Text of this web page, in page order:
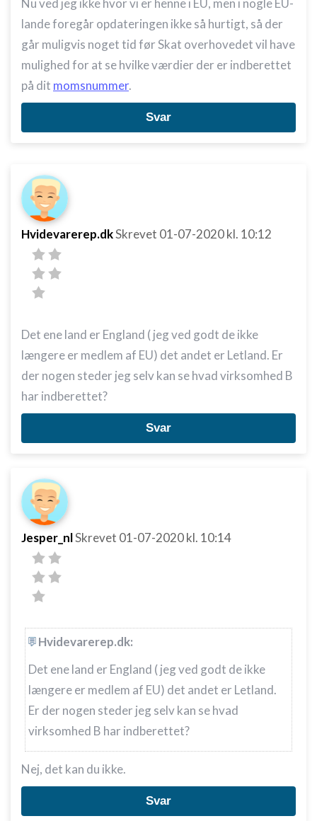
Nu ved jeg ikke hvor vi er henne i EU, men i nogle EU-
lande foregår opdateringen ikke så hurtigt, så der
går muligvis noget tid før Skat overhovedet vil have
mulighed for at se hvilke værdier der er indberettet
på dit momsnummer.
Svar
Hvidevarerep.dkSkrevet 01-07-2020kl. 10:12
Det ene land er England ( jeg ved godt de ikke
længere er medlem af EU) det andet er Letland. Er
der nogen steder jeg selv kan se hvad virksomhed B
har indberettet?
Svar
Jesper_nlSkrevet 01-07-2020kl. 10:14
Hvidevarerep.dk:
Det ene land er England ( jeg ved godt de ikke
længere er medlem af EU) det andet er Letland.
Er der nogen steder jeg selv kan se hvad
virksomhed B har indberettet?
Nej, det kan du ikke.
Svar